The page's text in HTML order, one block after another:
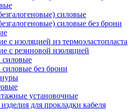
силовые
силовые без брони
с изоляцией из термоэластопласта
с резиновой изоляцией
без брони
установочные
для прокладки кабеля